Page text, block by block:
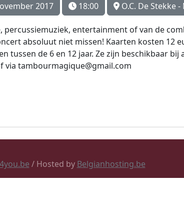
2017 18:00 O.C. De Stekke
percussiemuziek, entertainment of van de
absoluut niet missen! Kaarten kosten 12
tussen de 6 en 12 jaar. Ze zijn beschikbaar
via tambourmagique@gmail.com
/ Hosted by Belgianhosting.be